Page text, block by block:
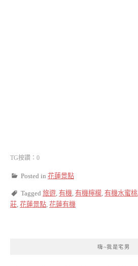
TG按讚：0
Posted in 花蓮景點
Tagged 旅遊 有機 有機檸檬 有機水蜜桃
莊 花蓮景點 花蓮有機
嗨~我是宅男